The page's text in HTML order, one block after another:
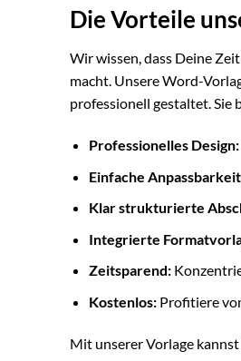
Die Vorteile
Wir wissen, dass Deine
macht. Unsere Word-
professionell gestaltet. Sie
Professionelles Design:
Einfache
Klar strukturierte
Integrierte
Zeitsparend:
Kostenlos:Profitiere
Mit unserer Vorlage